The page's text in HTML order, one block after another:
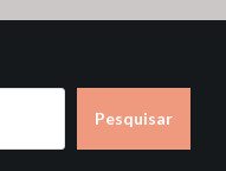
Pesquisar